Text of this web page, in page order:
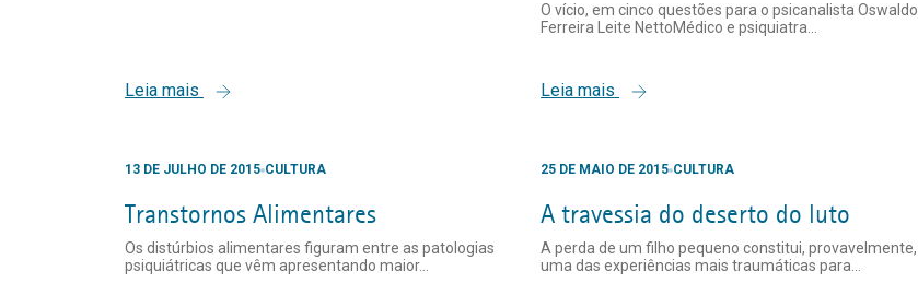
Leia mais
O vício, em cinco questões para o psicanalista Oswaldo
Ferreira Leite NettoMédico e psiquiatra...
Leia mais
13 DE JULHO DE 2015 CULTURA
Transtornos Alimentares
Os distúrbios alimentares figuram entre as patologias
psiquiátricas que vêm apresentando maior...
25 DE MAIO DE 2015 CULTURA
A travessia do deserto do luto
A perda de um filho pequeno constitui, provavelmente,
uma das experiências mais traumáticas para...